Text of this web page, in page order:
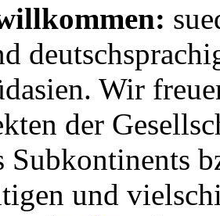
Wir
der
und